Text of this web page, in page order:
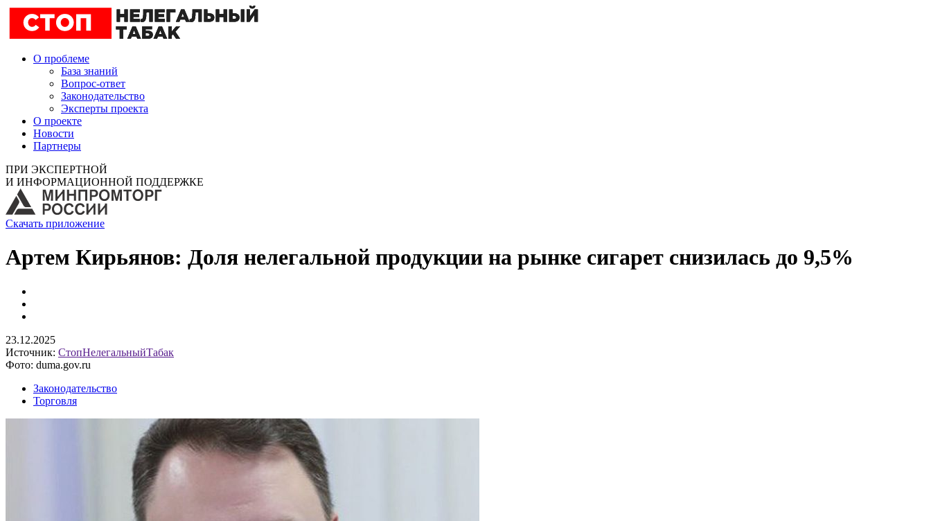
О проблеме
База знаний
Вопрос-ответ
Законодательство
Эксперты проекта
О проекте
Новости
Партнеры
ПРИ ЭКСПЕРТНОЙ
И ИНФОРМАЦИОННОЙ ПОДДЕРЖКЕ
Скачать приложение
Артем Кирьянов: Доля нелегальной продукции на рынке сигарет снизилась до 9,5%
23.12.2025
Источник: СтопНелегальныйТабак
Фото: duma.gov.ru
Законодательство
Торговля